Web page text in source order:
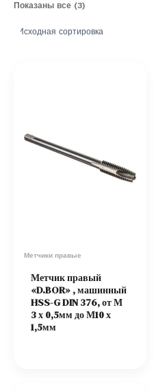
Показаны все (3)
Метчики правые
Метчик правый
«D.BOR» , машинный
HSS-G DIN 376, от М
3 х 0,5мм до М10 х
1,5мм